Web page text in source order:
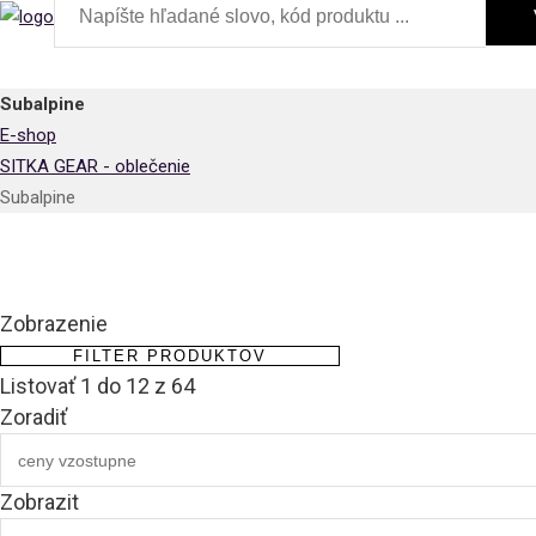
Subalpine
E-shop
SITKA GEAR - oblečenie
Subalpine
Zobrazenie
FILTER PRODUKTOV
Listovať 1 do 12 z 64
Zoradiť
Zobrazit